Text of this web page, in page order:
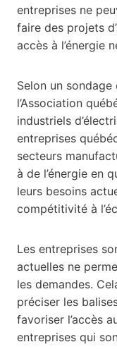
entreprises ne
faire des projets
accès à l’énergie
Selon un
l’Association
industriels
entreprises
secteurs
à de l’énergie en
leurs besoins
compétitivité à
Les entreprises
actuelles ne
les demandes.
préciser les
favoriser l’accès
entreprises qui